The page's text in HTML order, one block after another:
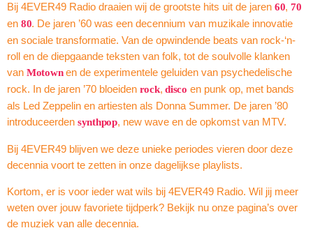
Bij 4EVER49 Radio draaien wij de grootste hits uit de jaren 60,70
en 80. De jaren ’60 was een decennium van muzikale innovatie
en sociale transformatie. Van de opwindende beats van rock-‘n-
roll en de diepgaande teksten van folk, tot de soulvolle klanken
van Motownen de experimentele geluiden van psychedelische
rock. In de jaren ’70 bloeiden rock, disco en punk op, met bands
als Led Zeppelin en artiesten als Donna Summer. De jaren ’80
introduceerden synthpop, new wave en de opkomst van MTV.
Bij 4EVER49 blijven we deze unieke periodes vieren door deze
decennia voort te zetten in onze dagelijkse playlists.
Kortom, er is voor ieder wat wils bij 4EVER49 Radio. Wil jij meer
weten over jouw favoriete tijdperk? Bekijk nu onze pagina’s over
de muziek van alle decennia.